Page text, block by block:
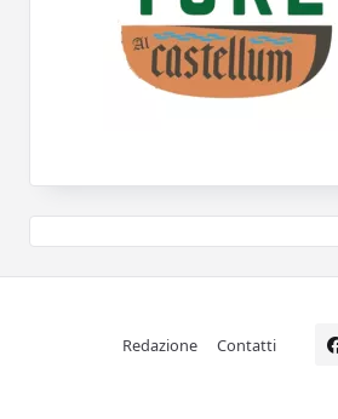
Redazione Contatti